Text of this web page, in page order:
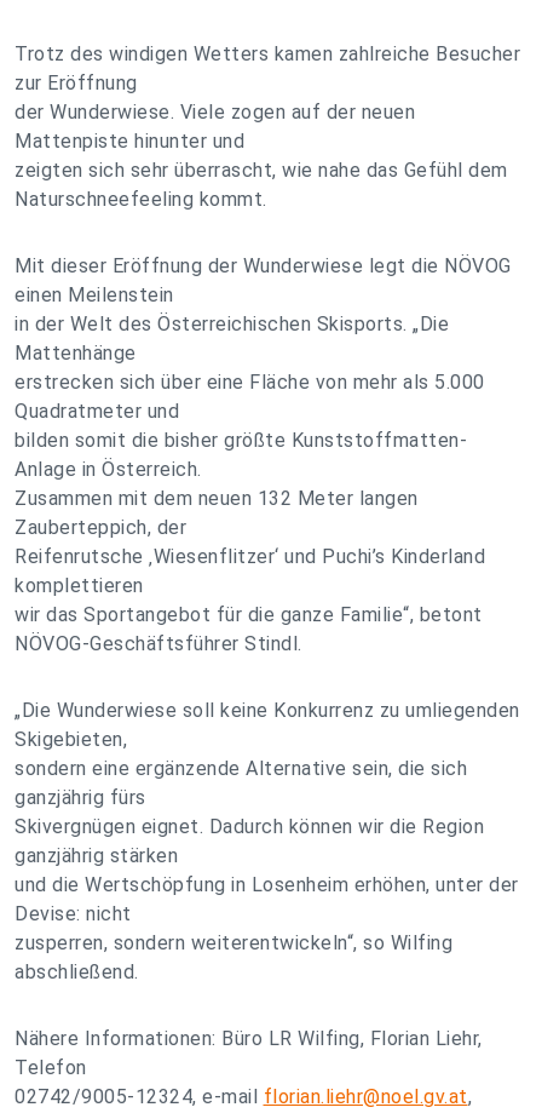
Trotz des windigen Wetters kamen zahlreiche Besucher
zur Eröffnung
der Wunderwiese. Viele zogen auf der neuen
Mattenpiste hinunter und
zeigten sich sehr überrascht, wie nahe das Gefühl dem
Naturschneefeeling kommt.
Mit dieser Eröffnung der Wunderwiese legt die NÖVOG
einen Meilenstein
in der Welt des Österreichischen Skisports. „Die
Mattenhänge
erstrecken sich über eine Fläche von mehr als 5.000
Quadratmeter und
bilden somit die bisher größte Kunststoffmatten-
Anlage in Österreich.
Zusammen mit dem neuen 132 Meter langen
Zauberteppich, der
Reifenrutsche ‚Wiesenflitzer‘ und Puchi’s Kinderland
komplettieren
wir das Sportangebot für die ganze Familie“, betont
NÖVOG-Geschäftsführer Stindl.
„Die Wunderwiese soll keine Konkurrenz zu umliegenden
Skigebieten,
sondern eine ergänzende Alternative sein, die sich
ganzjährig fürs
Skivergnügen eignet. Dadurch können wir die Region
ganzjährig stärken
und die Wertschöpfung in Losenheim erhöhen, unter der
Devise: nicht
zusperren, sondern weiterentwickeln“, so Wilfing
abschließend.
Nähere Informationen: Büro LR Wilfing, Florian Liehr,
Telefon
02742/9005-12324, e-mail florian.liehr@noel.gv.at,